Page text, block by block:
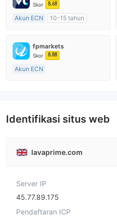
Skor 8.68
Akun ECN
10-15 tahun
Market Maker (MM)
Lisensi Penuh MT4
fpmarkets
Skor 8.88
Akun ECN
Lisensi Penuh MT4
Identifikasi situs web
lavaprime.com
Server IP
45.77.89.175
Pendaftaran ICP